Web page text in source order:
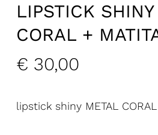
LIPSTICK
CORAL +
€ 30,00
lipstick shiny METAL CORAL